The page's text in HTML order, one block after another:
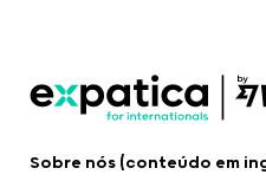
Sobre nós (conteúdo em